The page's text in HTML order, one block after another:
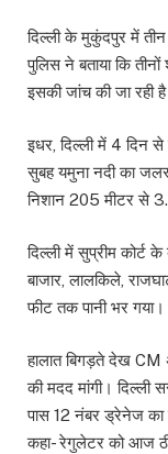
दिल्ली के मुकुंदपुर में
पुलिस ने बताया कि
इसकी जांच की जा रही
इधर, दिल्ली में 4 दिन
सुबह यमुना नदी का
निशान 205 मीटर से
दिल्ली में सुप्रीम कोर्ट
बाजार, लालकिले,
फीट तक पानी भर गया।
हालात बिगड़ते देख
की मदद मांगी। दिल्ली
पास 12 नंबर ड्रेनेज का
कहा- रेगुलेटर को आज